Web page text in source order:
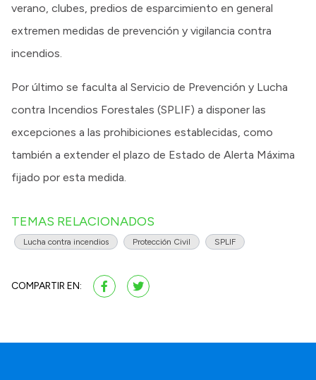
verano, clubes, predios de esparcimiento en general
extremen medidas de prevención y vigilancia contra
incendios.
Por último se faculta al Servicio de Prevención y Lucha
contra Incendios Forestales (SPLIF) a disponer las
excepciones a las prohibiciones establecidas, como
también a extender el plazo de Estado de Alerta Máxima
fijado por esta medida.
TEMAS RELACIONADOS
Lucha contra incendios Protección Civil SPLIF
COMPARTIR EN: